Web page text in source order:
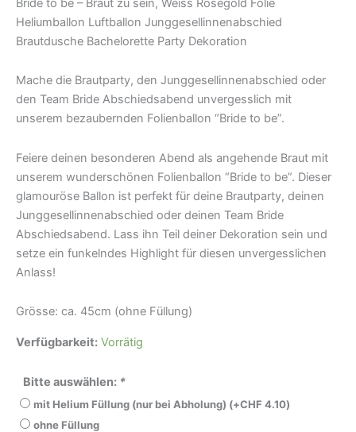
Bride to be – Braut zu sein, Weiss Rosegold Folie
Heliumballon Luftballon Junggesellinnenabschied
Brautdusche Bachelorette Party Dekoration
Mache die Brautparty, den Junggesellinnenabschied oder
den Team Bride Abschiedsabend unvergesslich mit
unserem bezaubernden Folienballon “Bride to be”.
Feiere deinen besonderen Abend als angehende Braut mit
unserem wunderschönen Folienballon “Bride to be”. Dieser
glamouröse Ballon ist perfekt für deine Brautparty, deinen
Junggesellinnenabschied oder deinen Team Bride
Abschiedsabend. Lass ihn Teil deiner Dekoration sein und
setze ein funkelndes Highlight für diesen unvergesslichen
Anlass!
Grösse: ca. 45cm (ohne Füllung)
Verfügbarkeit: Vorrätig
Bitte auswählen: *
mit Helium Füllung (nur bei Abholung) (+CHF 4.10)
ohne Füllung